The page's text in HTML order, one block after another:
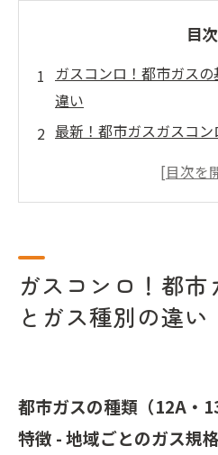
目次
ガスコンロ！都市ガス
違い
最新！都市ガスガスコ
都市ガス用ガスコンロ
都市ガス用ガスコンロの
深掘り
ガスコンロ！都
とガス種別の違い
都市ガスの種類（12A・
特徴 - 地域ごとのガス規